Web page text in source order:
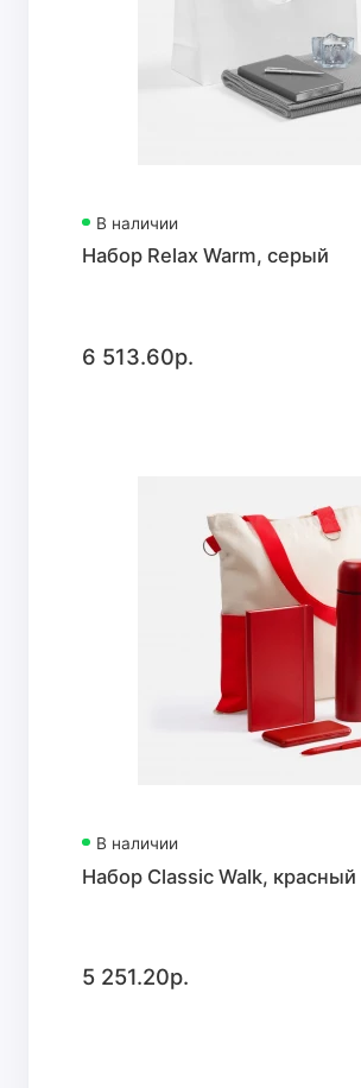
В наличии
Набор Relax Warm, серый
6 513.60р.
В наличии
Набор Classic Walk, красный
5 251.20р.